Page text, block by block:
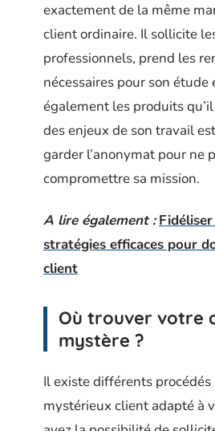
exactement de la même
client ordinaire. Il sollicite
professionnels, prend les
nécessaires pour son étude
également les produits qu’il
des enjeux de son travail
garder l’anonymat pour ne
compromettre sa mission.
A lire également :
stratégies efficaces pour
client
Où trouver votre
mystère ?
Il existe différents
mystérieux client adapté à